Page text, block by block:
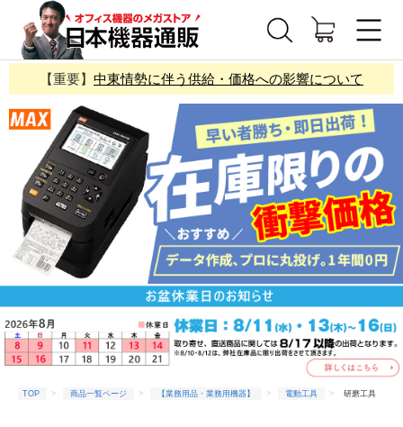
【重要】 中東情勢に伴う供給・価格への影響について
TOP 商品一覧ページ 【業務用品・業務用機器】 電動工具 研磨工具